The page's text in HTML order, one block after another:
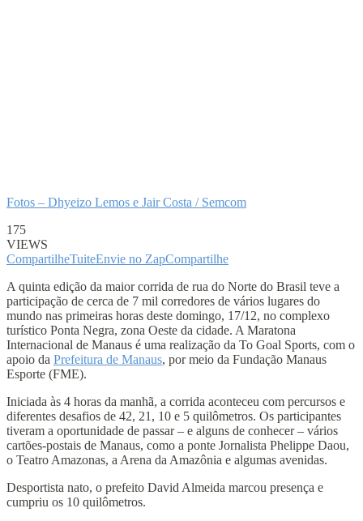
Fotos – Dhyeizo Lemos e Jair Costa / Semcom
175
VIEWS
CompartilheTuiteEnvie no ZapCompartilhe
A quinta edição da maior corrida de rua do Norte do Brasil teve a
participação de cerca de 7 mil corredores de vários lugares do
mundo nas primeiras horas deste domingo, 17/12, no complexo
turístico Ponta Negra, zona Oeste da cidade. A Maratona
Internacional de Manaus é uma realização da To Goal Sports, com o
apoio da Prefeitura de Manaus, por meio da Fundação Manaus
Esporte (FME).
Iniciada às 4 horas da manhã, a corrida aconteceu com percursos e
diferentes desafios de 42, 21, 10 e 5 quilômetros. Os participantes
tiveram a oportunidade de passar – e alguns de conhecer – vários
cartões-postais de Manaus, como a ponte Jornalista Phelippe Daou,
o Teatro Amazonas, a Arena da Amazônia e algumas avenidas.
Desportista nato, o prefeito David Almeida marcou presença e
cumpriu os 10 quilômetros.